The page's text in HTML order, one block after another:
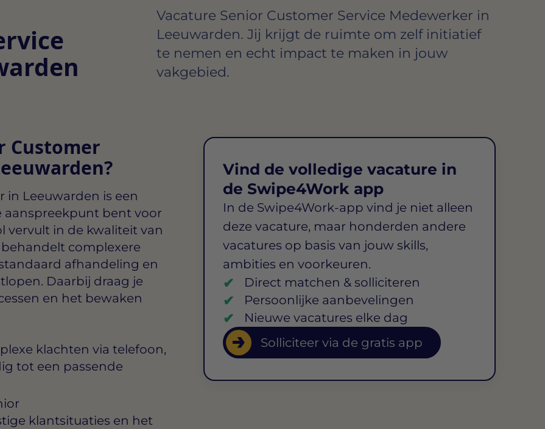
Vacature Senior Customer Service Medewerker in
Leeuwarden. Jij krijgt de ruimte om zelf initiatief
te nemen en echt impact te maken in jouw
vakgebied.
Customer
in Leeuwarden is een
aanspreekpunt bent voor
vervult in de kwaliteit van
complexere
afhandeling en
Daarbij draag je
en het bewaken
klachten via telefoon,
tot een passende
klantsituaties en het
Vind de volledige vacature in
de Swipe4Work app
In de Swipe4Work-app vind je niet alleen
deze vacature, maar honderden andere
vacatures op basis van jouw skills,
ambities en voorkeuren.
Direct matchen & solliciteren
Persoonlijke aanbevelingen
Nieuwe vacatures elke dag
Solliciteer via de gratis app